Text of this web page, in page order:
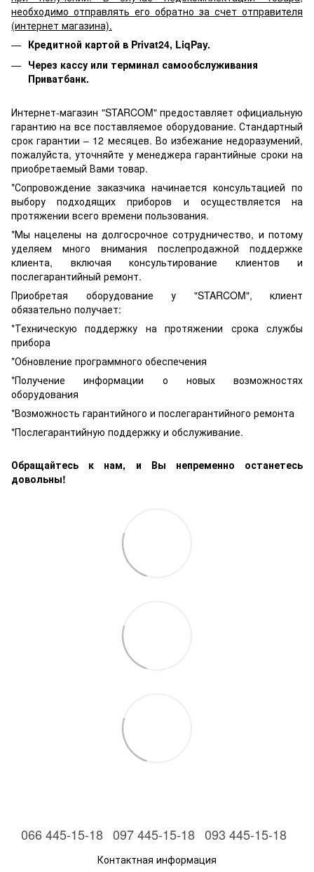
необходимо отправлять его обратно за счет отправителя
(интернет магазина).
Кредитной картой в Privat24, LiqPay.
Через кассу или терминал самообслуживания
Приватбанк.
Интернет-магазин "STARCOM" предоставляет официальную
гарантию на все поставляемое оборудование. Стандартный
срок гарантии – 12 месяцев. Во избежание недоразумений,
пожалуйста, уточняйте у менеджера гарантийные сроки на
приобретаемый Вами товар.
*Сопровождение заказчика начинается консультацией по
выбору подходящих приборов и осуществляется на
протяжении всего времени пользования.
*Мы нацелены на долгосрочное сотрудничество, и потому
уделяем много внимания послепродажной поддержке
клиента, включая консультирование клиентов и
послегарантийный ремонт.
Приобретая оборудование у "STARCOM", клиент
обязательно получает:
*Техническую поддержку на протяжении срока службы
прибора
*Обновление программного обеспечения
*Получение информации о новых возможностях
оборудования
*Возможность гарантийного и послегарантийного ремонта
*Послегарантийную поддержку и обслуживание.
Обращайтесь к нам, и Вы непременно останетесь
довольны!
066 445-15-18 097 445-15-18 093 445-15-18
Контактная информация